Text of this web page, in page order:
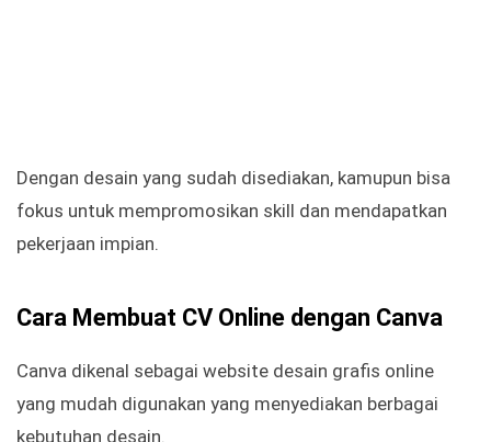
Dengan desain yang sudah disediakan, kamupun bisa
fokus untuk mempromosikan skill dan mendapatkan
pekerjaan impian.
Cara Membuat CV Online dengan Canva
Canva dikenal sebagai website desain grafis online
yang mudah digunakan yang menyediakan berbagai
kebutuhan desain.